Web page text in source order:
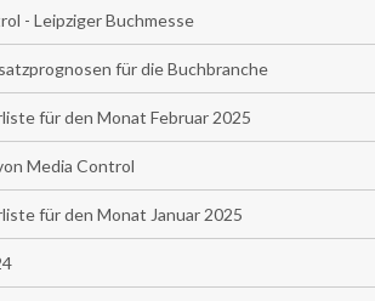
- Leipziger Buchmesse
für die Buchbranche
für den Monat Februar 2025
Media Control
für den Monat Januar 2025